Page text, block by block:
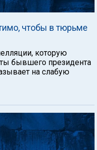
чтобы в тюрьме
которую
бывшего президента
на слабую